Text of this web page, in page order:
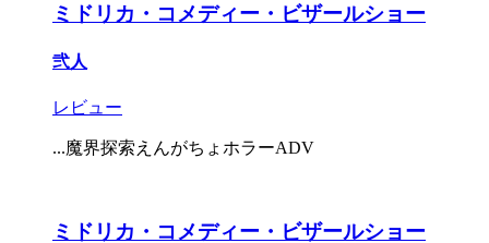
ミドリカ・コメディー・ビザールショー
弐人
レビュー
...魔界探索えんがちょホラーADV
ミドリカ・コメディー・ビザールショー